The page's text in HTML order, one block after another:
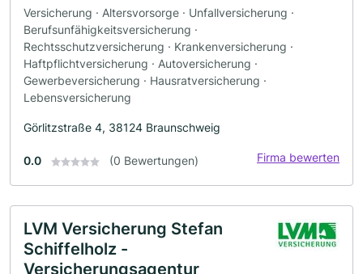
Versicherung · Altersvorsorge · Unfallversicherung ·
Berufsunfähigkeitsversicherung ·
Rechtsschutzversicherung · Krankenversicherung ·
Haftpflichtversicherung · Autoversicherung ·
Gewerbeversicherung · Hausratversicherung ·
Lebensversicherung
Görlitzstraße 4, 38124 Braunschweig
0.0 (0 Bewertungen) Firma bewerten
LVM Versicherung Stefan
Schiffelholz -
Versicherungsagentur